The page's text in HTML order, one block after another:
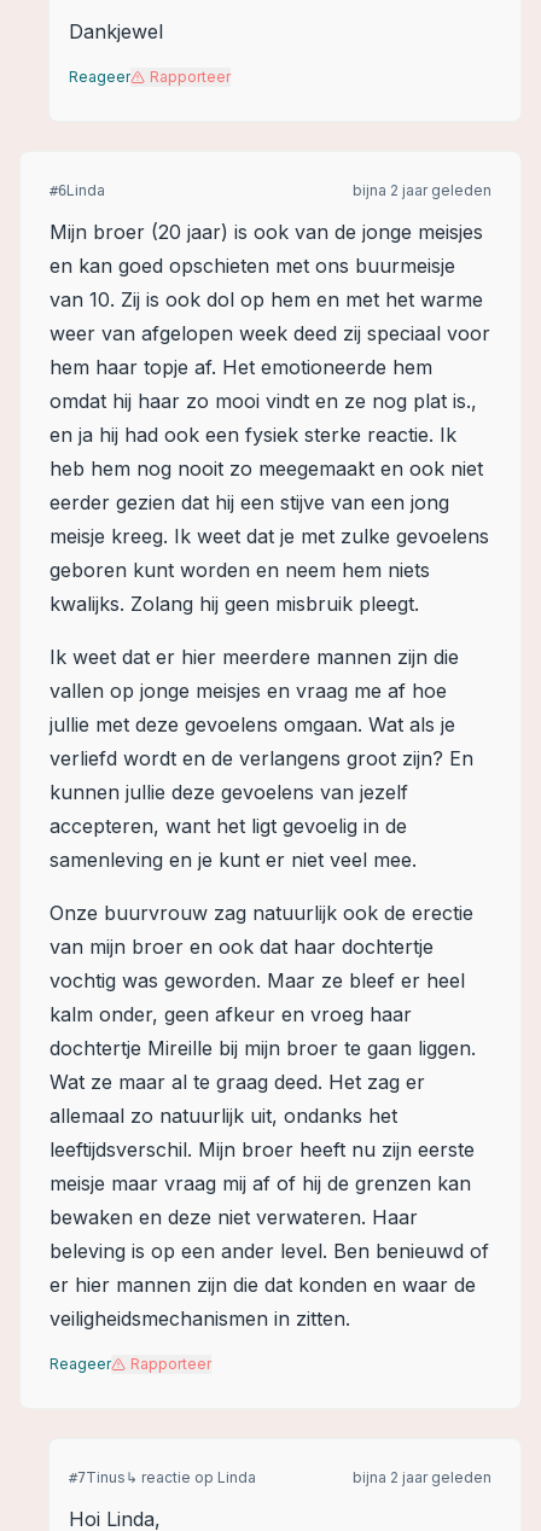
Dankjewel
Reageer Rapporteer
#6Linda bijna 2 jaar geleden
Mijn broer (20 jaar) is ook van de jonge meisjes
en kan goed opschieten met ons buurmeisje
van 10. Zij is ook dol op hem en met het warme
weer van afgelopen week deed zij speciaal voor
hem haar topje af. Het emotioneerde hem
omdat hij haar zo mooi vindt en ze nog plat is.,
en ja hij had ook een fysiek sterke reactie. Ik
heb hem nog nooit zo meegemaakt en ook niet
eerder gezien dat hij een stijve van een jong
meisje kreeg. Ik weet dat je met zulke gevoelens
geboren kunt worden en neem hem niets
kwalijks. Zolang hij geen misbruik pleegt.
Ik weet dat er hier meerdere mannen zijn die
vallen op jonge meisjes en vraag me af hoe
jullie met deze gevoelens omgaan. Wat als je
verliefd wordt en de verlangens groot zijn? En
kunnen jullie deze gevoelens van jezelf
accepteren, want het ligt gevoelig in de
samenleving en je kunt er niet veel mee.
Onze buurvrouw zag natuurlijk ook de erectie
van mijn broer en ook dat haar dochtertje
vochtig was geworden. Maar ze bleef er heel
kalm onder, geen afkeur en vroeg haar
dochtertje Mireille bij mijn broer te gaan liggen.
Wat ze maar al te graag deed. Het zag er
allemaal zo natuurlijk uit, ondanks het
leeftijdsverschil. Mijn broer heeft nu zijn eerste
meisje maar vraag mij af of hij de grenzen kan
bewaken en deze niet verwateren. Haar
beleving is op een ander level. Ben benieuwd of
er hier mannen zijn die dat konden en waar de
veiligheidsmechanismen in zitten.
Reageer Rapporteer
#7Tinus ↳ reactie op Linda bijna 2 jaar geleden
Hoi Linda,